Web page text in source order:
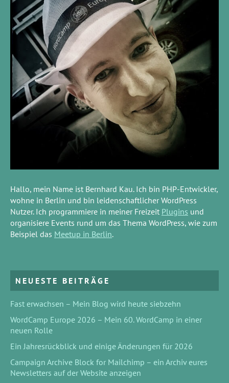
Hallo, mein Name ist Bernhard Kau. Ich bin PHP-Entwickler,
wohne in Berlin und bin leidenschaftlicher WordPress
Nutzer. Ich programmiere in meiner Freizeit Plugins und
organisiere Events rund um das Thema WordPress, wie zum
Beispiel das Meetup in Berlin.
NEUESTE BEITRÄGE
Fast erwachsen – Mein Blog wird heute siebzehn
WordCamp Europe 2026 – Mein 60. WordCamp in einer
neuen Rolle
Ein Jahresrückblick und einige Änderungen für 2026
Campaign Archive Block for Mailchimp – ein Archiv eures
Newsletters auf der Website anzeigen